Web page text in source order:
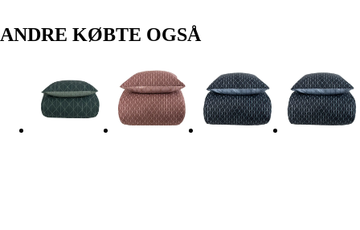
ANDRE KØBTE OGSÅ